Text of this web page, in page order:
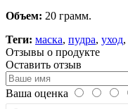
Объем: 20 грамм.
Теги: маска, пудра, уход,
Отзывы о продукте
Оставить отзыв
Ваша оценка